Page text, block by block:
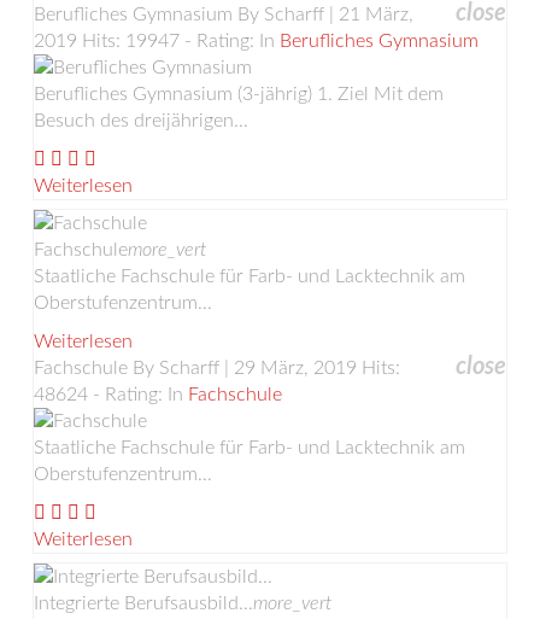
Berufliches Gymnasium
close
By Scharff | 21 März,
2019 Hits: 19947 - Rating: In Berufliches Gymnasium
Berufliches Gymnasium (3-jährig) 1. Ziel Mit dem
Besuch des dreijährigen...
Weiterlesen
Fachschulemore_vert
Staatliche Fachschule für Farb- und Lacktechnik am
Oberstufenzentrum...
Weiterlesen
Fachschule
close
By Scharff | 29 März, 2019 Hits:
48624 - Rating:
In Fachschule
Staatliche Fachschule für Farb- und Lacktechnik am
Oberstufenzentrum...
Weiterlesen
Integrierte Berufsausbild...more_vert